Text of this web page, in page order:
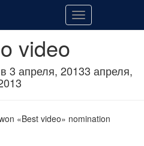
Переключить
video
в 3 апреля, 20133 апреля,
«Best video» nomination